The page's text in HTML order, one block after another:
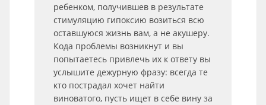
ребенком, получившев в результате
стимуляцию гипоксию возиться всю
оставшуюся жизнь вам, а не акушеру.
Кода проблемы возникнут и вы
попытаетесь привлечь их к ответу вы
услышите дежурную фразу: всегда те
кто пострадал хочет найти
виноватого, пусть ищет в себе вину за